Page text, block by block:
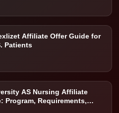
Affiliate Offer Guide for
Patients
AS Nursing Affiliate
Program, Requirements,